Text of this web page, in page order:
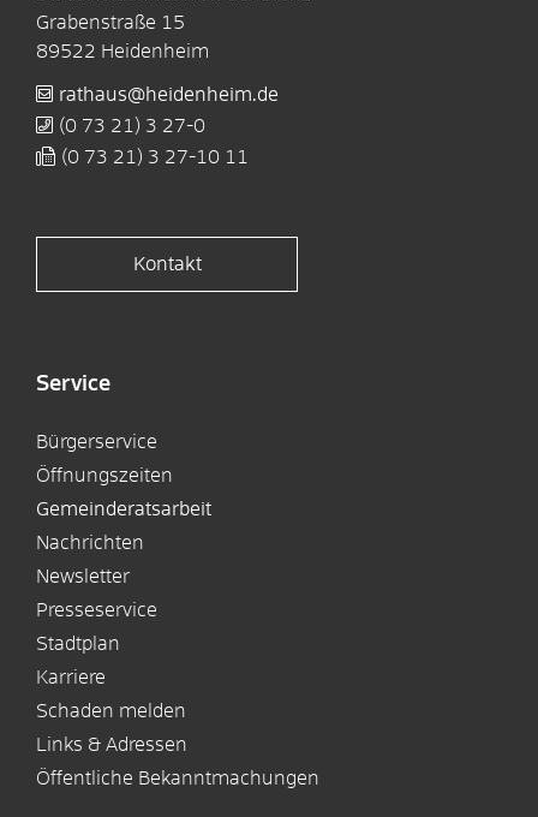
Grabenstraße 15
89522 Heidenheim
rathaus@heidenheim.de
(0 73 21) 3 27-0
(0 73 21) 3 27-10 11
Kontakt
Service
Bürgerservice
Öffnungszeiten
Gemeinderatsarbeit
Nachrichten
Newsletter
Presseservice
Stadtplan
Karriere
Schaden melden
Links & Adressen
Öffentliche Bekanntmachungen